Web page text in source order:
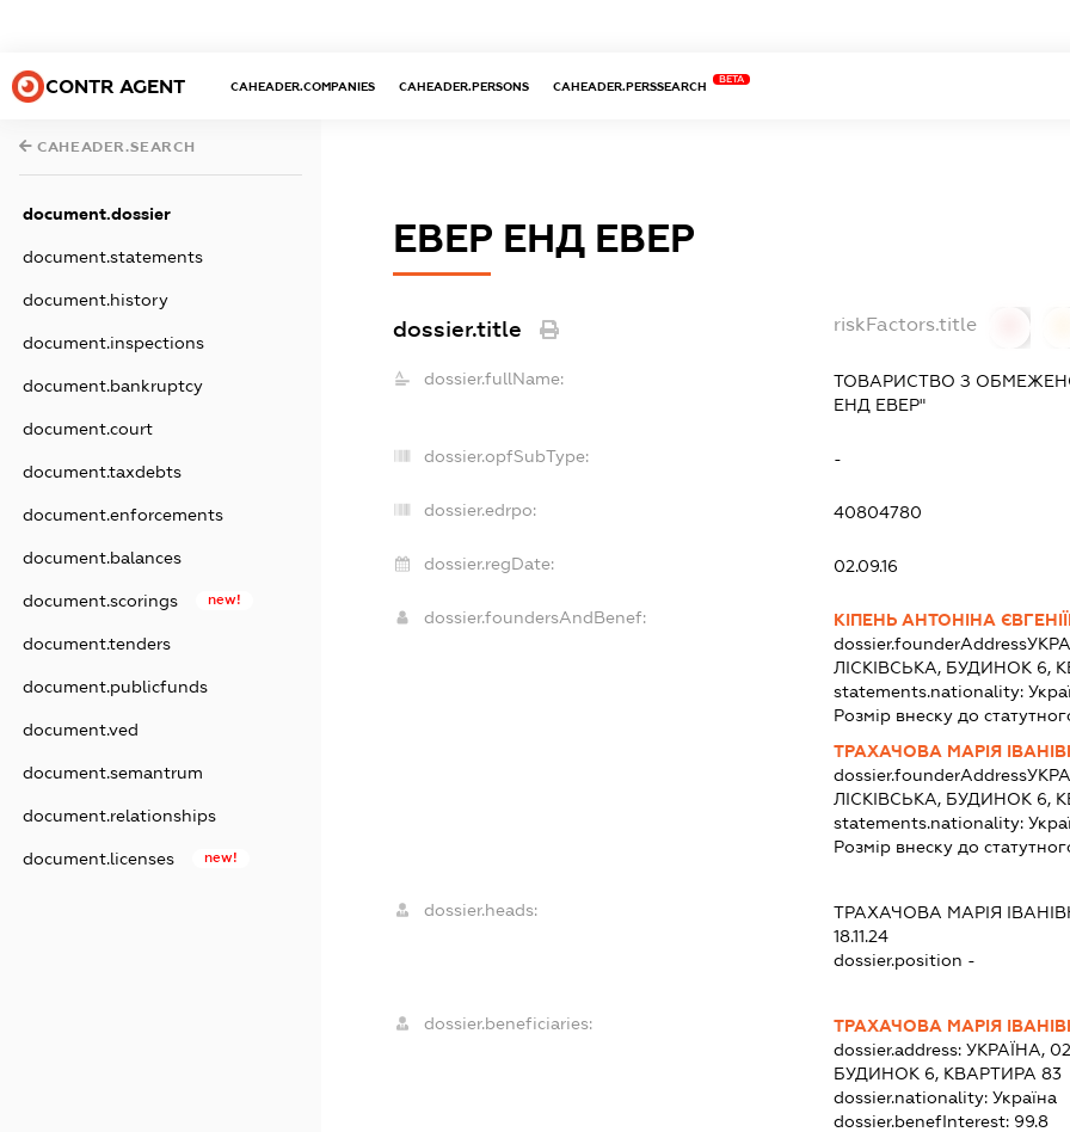
CONTR AGENT CAHEADER.COMPANIES CAHEADER.PERSONS CAHEADER.PERSSEARCH
BETA
CAHEADER.SEARCH
document.dossier
document.statements
document.history
document.inspections
document.bankruptcy
document.court
document.taxdebts
document.enforcements
document.balances
document.scorings new!
document.tenders
document.publicfunds
document.ved
document.semantrum
document.relationships
document.licenses new!
ЕВЕР ЕНД ЕВЕР
dossier.title riskFactors.title
dossier.fullName:
ТОВАРИСТВО З
ЕНД ЕВЕР"
dossier.opfSubType: -
dossier.edrpo: 40804780
dossier.regDate: 02.09.16
dossier.foundersAndBenef:
КІПЕНЬ АНТОНІНА
dossier.founderAddress
ЛІСКІВСЬКА, БУДИНОК 6,
statements.nationality:
Розмір внеску до
ТРАХАЧОВА МАРІЯ
dossier.founderAddress
ЛІСКІВСЬКА, БУДИНОК 6,
statements.nationality:
Розмір внеску до
dossier.heads: ТРАХАЧОВА МАРІЯ
18.11.24
dossier.position -
dossier.beneficiaries:
ТРАХАЧОВА МАРІЯ
dossier.address:УКРАЇНА,
БУДИНОК 6, КВАРТИРА 83
dossier.nationality:Україна
dossier.benefInterest: 99.8